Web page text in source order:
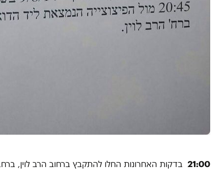
21:00 בדקות האחרונות החלו להתקבץ ברחוב הרב לוין,